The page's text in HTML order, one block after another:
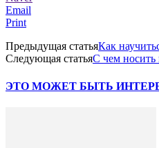
Email
Print
Предыдущая статьяКак
Следующая статьяС чем носить
ЭТО МОЖЕТ БЫТЬ